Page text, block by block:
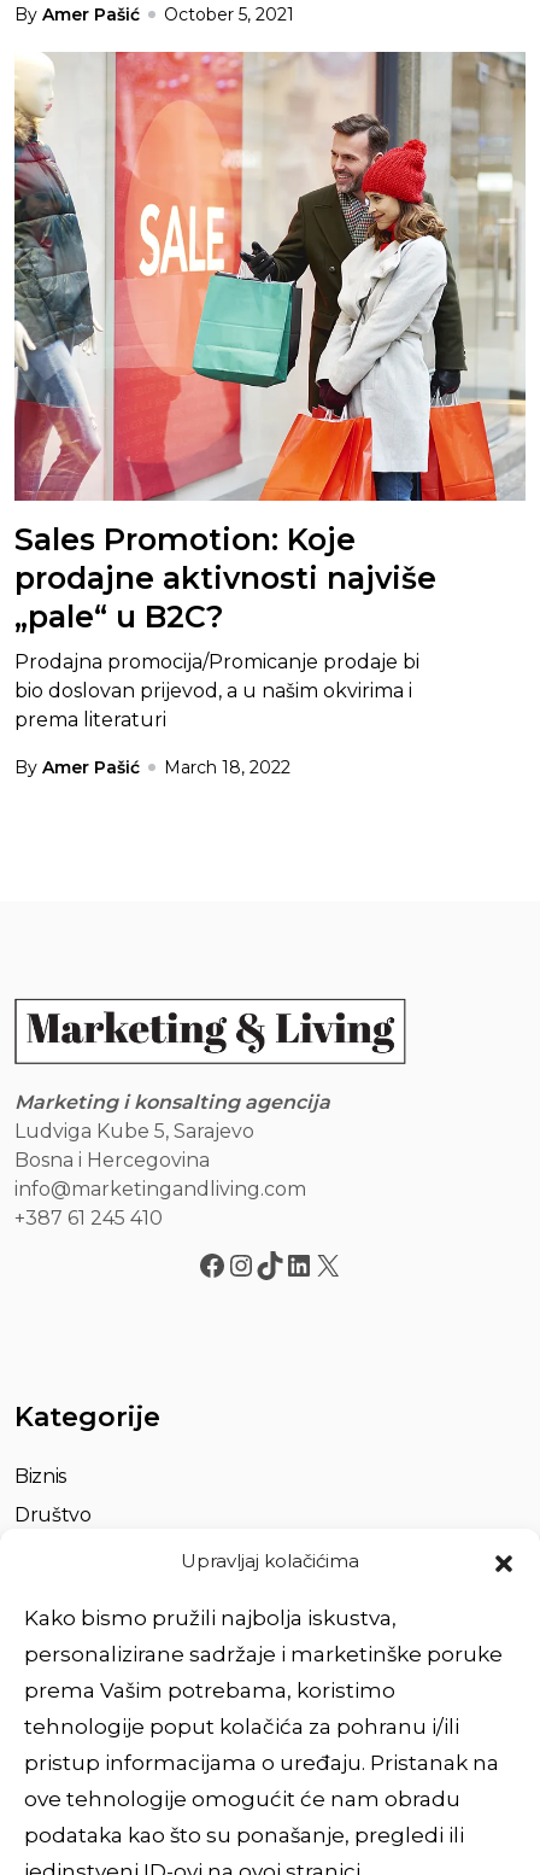
Upravljaj kolačićima
Kako bismo pružili najbolja iskustva,
personalizirane sadržaje i marketinške poruke
prema Vašim potrebama, koristimo
tehnologije poput kolačića za pohranu i/ili
pristup informacijama o uređaju. Pristanak na
ove tehnologije omogućit će nam obradu
podataka kao što su ponašanje, pregledi ili
By Amer Pašić October 5, 2021
Sales Promotion: Koje
prodajne aktivnosti najviše
„pale“ u B2C?
Prodajna promocija/Promicanje prodaje bi
bio doslovan prijevod, a u našim okvirima i
prema literaturi
By Amer Pašić March 18, 2022
Marketing i konsalting agencija
Ludviga Kube 5, Sarajevo
Bosna i Hercegovina
info@marketingandliving.com
+387 61 245 410
Kategorije
Biznis
Društvo
Brzi linkovi
O nama
Usluge
Impressum
Povežimo se